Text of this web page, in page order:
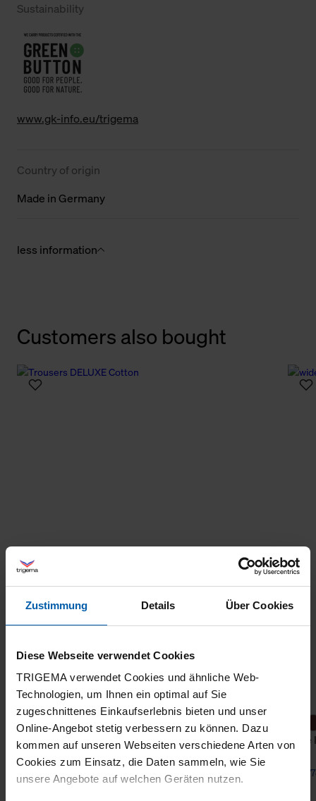
Zustimmung Details Über Cookies
Diese Webseite verwendet Cookies
TRIGEMA verwendet Cookies und ähnliche Web-
Technologien, um Ihnen ein optimal auf Sie
zugeschnittenes Einkaufserlebnis bieten und unser
Online-Angebot stetig verbessern zu können. Dazu
kommen auf unseren Webseiten verschiedene Arten von
Cookies zum Einsatz, die Daten sammeln, wie Sie
unsere Angebote auf welchen Geräten nutzen.
Sustainability
www.gk-info.eu/trigema
Country of origin
Made in Germany
less information
Customers also bought
Trousers DELUXE Cotton
from 63,40 €
wide
from